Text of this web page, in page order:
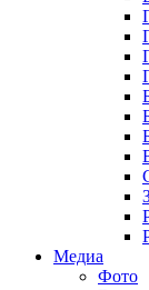
Медиа
Фото